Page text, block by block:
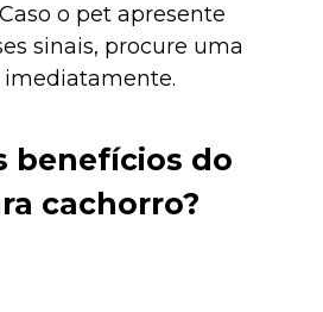
o pet apresente
sinais, procure uma
benefícios do
cachorro?